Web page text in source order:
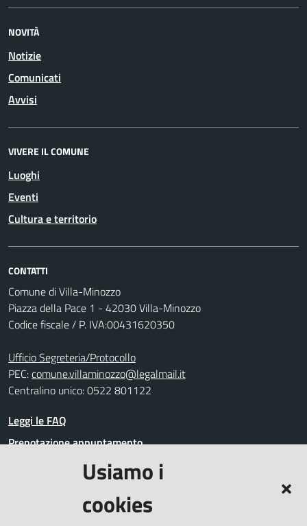
Usiamo i
cookies
NOVITÀ
Notizie
Comunicati
Avvisi
VIVERE IL COMUNE
Luoghi
Eventi
Cultura e territorio
CONTATTI
Comune di Villa-Minozzo
Piazza della Pace 1 - 42030 Villa-Minozzo
Codice fiscale / P. IVA:00431620350
Ufficio Segreteria/Protocollo
PEC:comune.villaminozzo@legalmail.it
Centralino unico: 0522 801122
Leggi le FAQ
Prenotazione appuntamento
Segnalazione disservizio
Amministrazione trasparente